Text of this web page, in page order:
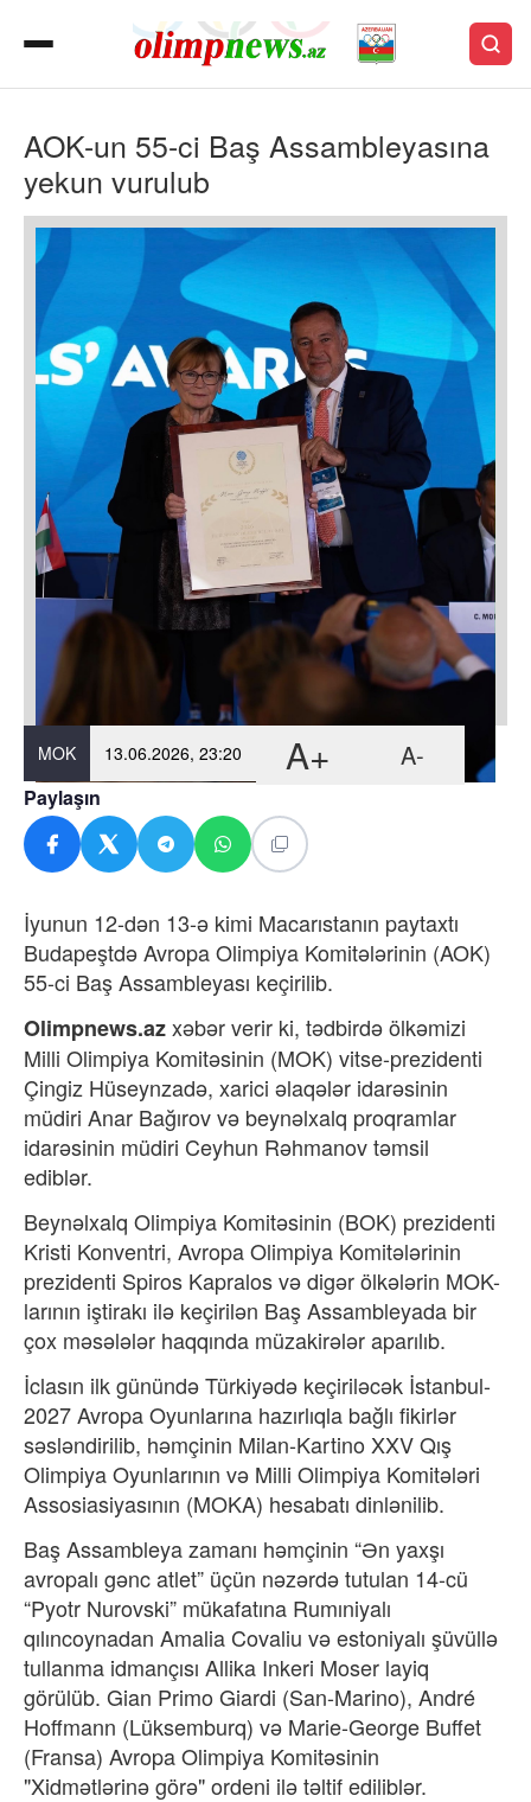
AOK-un 55-ci Baş Assambleyasına
yekun vurulub
MOK 13.06.2026, 23:20 A+ A-
Paylaşın
İyunun 12-dən 13-ə kimi Macarıstanın paytaxtı
Budapeştdə Avropa Olimpiya Komitələrinin (AOK)
55-ci Baş Assambleyası keçirilib.
Olimpnews.azxəbər verir ki, tədbirdə ölkəmizi
Milli Olimpiya Komitəsinin (MOK) vitse-prezidenti
Çingiz Hüseynzadə, xarici əlaqələr idarəsinin
müdiri Anar Bağırov və beynəlxalq proqramlar
idarəsinin müdiri Ceyhun Rəhmanov təmsil
ediblər.
Beynəlxalq Olimpiya Komitəsinin (BOK) prezidenti
Kristi Konventri, Avropa Olimpiya Komitələrinin
prezidenti Spiros Kapralos və digər ölkələrin MOK-
larının iştirakı ilə keçirilən Baş Assambleyada bir
çox məsələlər haqqında müzakirələr aparılıb.
İclasın ilk günündə Türkiyədə keçiriləcək İstanbul-
2027 Avropa Oyunlarına hazırlıqla bağlı fikirlər
səsləndirilib, həmçinin Milan-Kartino XXV Qış
Olimpiya Oyunlarının və Milli Olimpiya Komitələri
Assosiasiyasının (MOKA) hesabatı dinlənilib.
Baş Assambleya zamanı həmçinin “Ən yaxşı
avropalı gənc atlet” üçün nəzərdə tutulan 14-cü
“Pyotr Nurovski” mükafatına Rumıniyalı
qılıncoynadan Amalia Covaliu və estoniyalı şüvüllə
tullanma idmançısı Allika Inkeri Moser layiq
görülüb. Gian Primo Giardi (San-Marino), André
Hoffmann (Lüksemburq) və Marie-George Buffet
(Fransa) Avropa Olimpiya Komitəsinin
"Xidmətlərinə görə" ordeni ilə təltif ediliblər.